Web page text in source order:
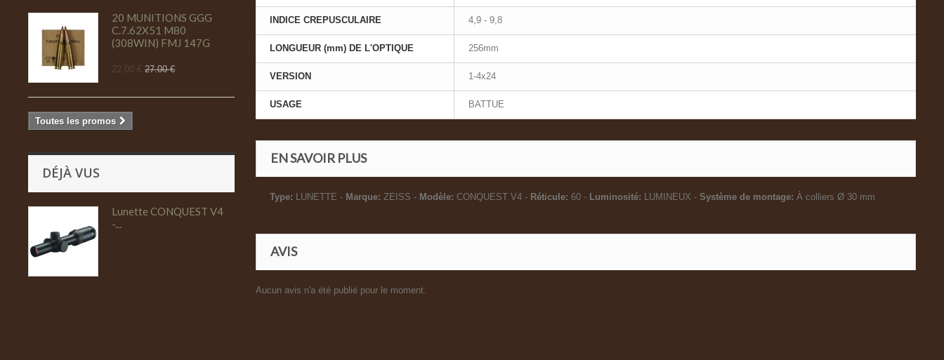
20 MUNITIONS GGG
C.7.62X51 M80
(308WIN) FMJ 147G
22.00 €27.00 €
Toutes les promos
DÉJÀ VUS
Lunette CONQUEST V4
-...
INDICE CREPUSCULAIRE 4,9 - 9,8
LONGUEUR (mm) DE L'OPTIQUE 256mm
VERSION 1-4x24
USAGE BATTUE
EN SAVOIR PLUS
Type: LUNETTE - Marque: ZEISS - Modèle: CONQUEST V4 - Réticule: 60 - Luminosité: LUMINEUX - Système de montage: À colliers Ø 30 mm
AVIS
Aucun avis n'a été publié pour le moment.